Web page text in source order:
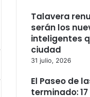
Talavera
serán los
inteligentes
ciudad
31 julio, 2026
El Paseo de
terminado: